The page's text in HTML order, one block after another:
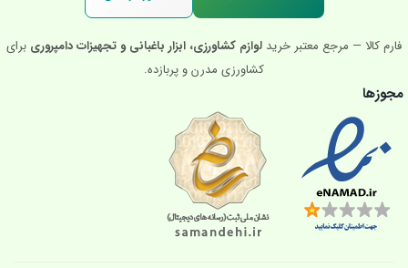
فارم کالا — مرجع معتبر خرید لوازم کشاورزی، ابزار باغبانی و تجهیزات دامپروری برای
کشاورزی مدرن و پربازده.
مجوزها